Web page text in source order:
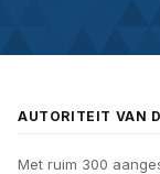
AUTORITEIT VAN
Met ruim 300